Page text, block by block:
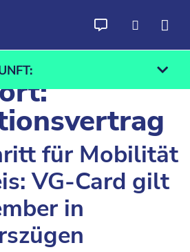
für Mobilität
VG-Card gilt
in